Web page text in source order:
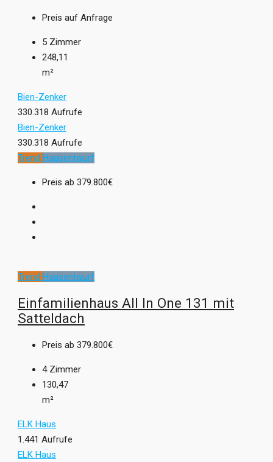
Preis auf Anfrage
5 Zimmer
248,11
m²
Bien-Zenker
330.318 Aufrufe
Bien-Zenker
330.318 Aufrufe
Trend Hausentwurf
Preis ab 379.800€
Trend Hausentwurf
Einfamilienhaus All In One 131 mit
Satteldach
Preis ab 379.800€
4 Zimmer
130,47
m²
ELK Haus
1.441 Aufrufe
ELK Haus